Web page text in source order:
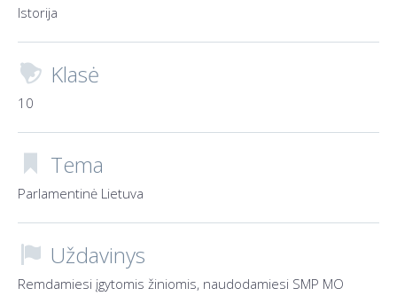
Istorija
 Klasė
10
 Tema
Parlamentinė Lietuva
 Uždavinys
Remdamiesi įgytomis žiniomis, naudodamiesi SMP MO